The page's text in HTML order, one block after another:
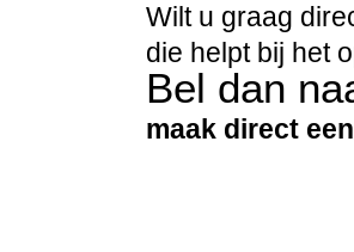
Wilt u graag
die helpt bij het
Bel dan
maak direct